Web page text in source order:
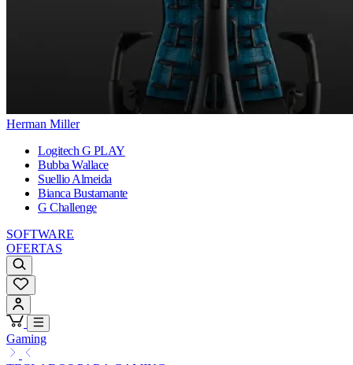
Herman Miller
Logitech G PLAY
Bubba Wallace
Suellio Almeida
Bianca Bustamante
G Challenge
SOFTWARE
OFERTAS
Gaming